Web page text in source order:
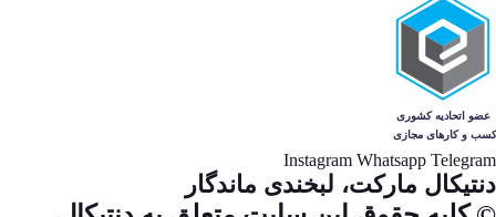
Telegram
Whatsapp
Instagram
دنتیکال مارکت، لبخندی ماندگار